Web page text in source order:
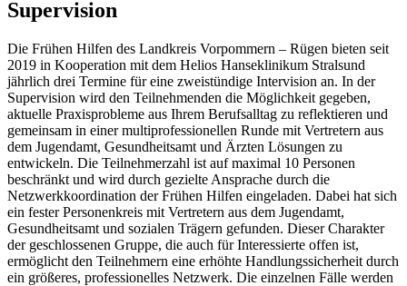
Supervision
Die Frühen Hilfen des Landkreis Vorpommern – Rügen bieten seit
2019 in Kooperation mit dem Helios Hanseklinikum Stralsund
jährlich drei Termine für eine zweistündige Intervision an. In der
Supervision wird den Teilnehmenden die Möglichkeit gegeben,
aktuelle Praxisprobleme aus Ihrem Berufsalltag zu reflektieren und
gemeinsam in einer multiprofessionellen Runde mit Vertretern aus
dem Jugendamt, Gesundheitsamt und Ärzten Lösungen zu
entwickeln. Die Teilnehmerzahl ist auf maximal 10 Personen
beschränkt und wird durch gezielte Ansprache durch die
Netzwerkkoordination der Frühen Hilfen eingeladen. Dabei hat sich
ein fester Personenkreis mit Vertretern aus dem Jugendamt,
Gesundheitsamt und sozialen Trägern gefunden. Dieser Charakter
der geschlossenen Gruppe, die auch für Interessierte offen ist,
ermöglicht den Teilnehmern eine erhöhte Handlungssicherheit durch
ein größeres, professionelles Netzwerk. Die einzelnen Fälle werden